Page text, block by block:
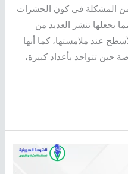
المشكلة في كون الحشرات
يجعلها تنشر العديد من
عند ملامستها، كما أنها
حين تتواجد بأعداد كبيرة،